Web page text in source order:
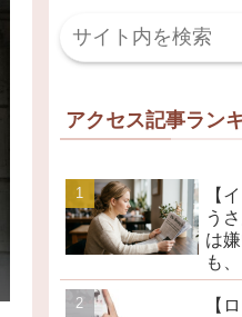
アクセス記事ラン
【
う
は
も
【